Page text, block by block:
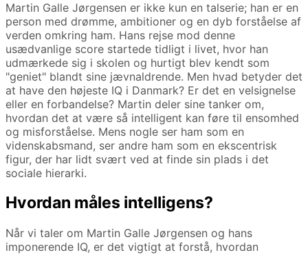
Martin Galle Jørgensen er ikke kun en talserie; han er en
person med drømme, ambitioner og en dyb forståelse af
verden omkring ham. Hans rejse mod denne
usædvanlige score startede tidligt i livet, hvor han
udmærkede sig i skolen og hurtigt blev kendt som
"geniet" blandt sine jævnaldrende. Men hvad betyder det
at have den højeste IQ i Danmark? Er det en velsignelse
eller en forbandelse? Martin deler sine tanker om,
hvordan det at være så intelligent kan føre til ensomhed
og misforståelse. Mens nogle ser ham som en
videnskabsmand, ser andre ham som en ekscentrisk
figur, der har lidt svært ved at finde sin plads i det
sociale hierarki.
Hvordan måles intelligens?
Når vi taler om Martin Galle Jørgensen og hans
imponerende IQ, er det vigtigt at forstå, hvordan